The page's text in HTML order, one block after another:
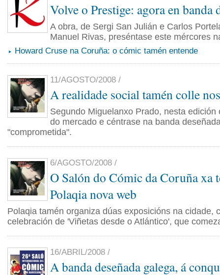
Volve o Prestige: agora en banda
A obra, de Sergi San Julián e Carlos
Manuel Rivas, preséntase este mércores
Howard Cruse na Coruña: o cómic tamén entende
11/AGOSTO/2008 /
A realidade social tamén colle
Segundo Miguelanxo Prado, nesta edición
do mercado e céntrase na banda
"comprometida".
6/AGOSTO/2008 /
O Salón do Cómic da Coruña xa
Polaqia nova web
Polaqia tamén organiza dúas exposicións na cidade,
celebración de 'Viñetas desde o Atlántico', que
16/ABRIL/2008 /
A banda deseñada galega, á